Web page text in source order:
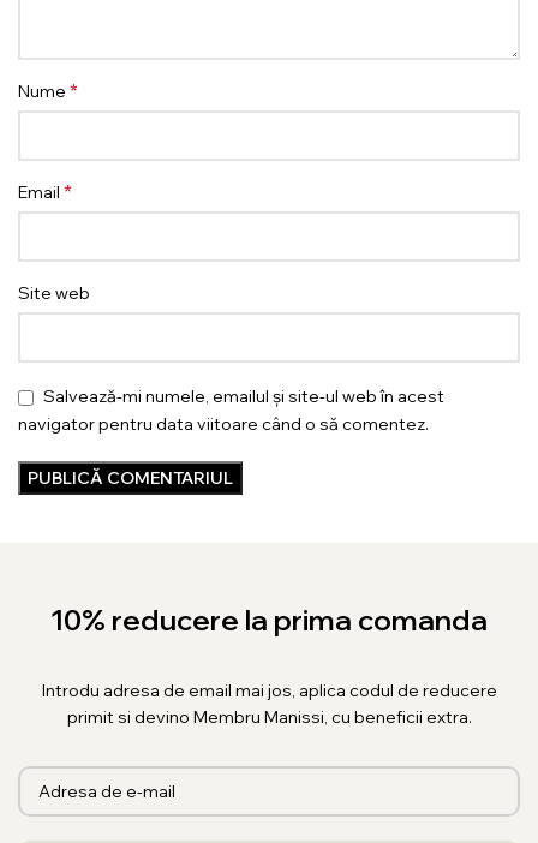
Nume *
Email *
Site web
Salvează-mi numele, emailul și site-ul web în acest
navigator pentru data viitoare când o să comentez.
10% reducere la prima comanda
Introdu adresa de email mai jos, aplica codul de reducere
primit si devino Membru Manissi, cu beneficii extra.